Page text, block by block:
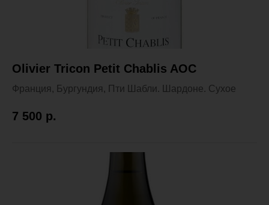
Olivier Tricon Petit Chablis AOC
Франция, Бургундия, Пти Шабли. Шардоне. Сухое
7 500 р.